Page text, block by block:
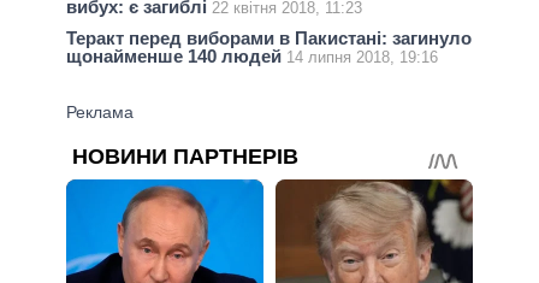
вибух: є загиблі 22 квітня 2018, 11:23
Теракт перед виборами в Пакистані: загинуло
щонайменше 140 людей 14 липня 2018, 19:16